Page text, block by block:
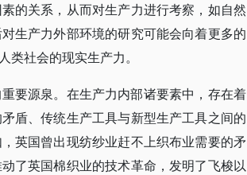
的关系，从而对生产力进行考察，如自然
生产力外部环境的研究可能会向着更多的
社会的现实生产力。
要源泉。在生产力内部诸要素中，存在着
盾、传统生产工具与新型生产工具之间的
英国曾出现纺纱业赶不上织布业需要的矛
了英国棉织业的技术革命，发明了飞梭以